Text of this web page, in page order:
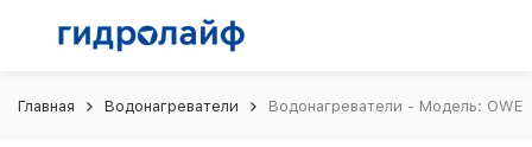
Главная Водонагреватели Водонагреватели - Модель: OWE